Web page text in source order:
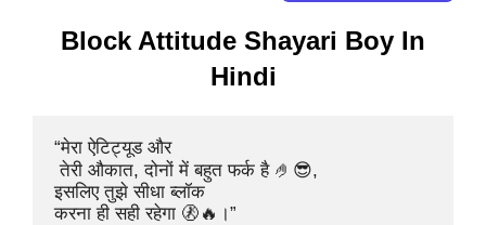
Block Attitude Shayari Boy In
Hindi
“मेरा ऐटिट्यूड और
तेरी औकात, दोनों में बहुत फर्क है 🤌😎,
इसलिए तुझे सीधा ब्लॉक
करना ही सही रहेगा 🚷🔥।”